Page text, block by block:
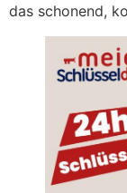
das schonend,